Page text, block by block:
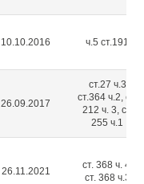
10.10.2016 ч.5 ст.191
26.09.2017
ст.27 ч.3
ст.364 ч.2, ст.
212 ч. 3, ст.
255 ч.1
26.11.2021
ст. 368 ч. 4;
ст. 368 ч.3